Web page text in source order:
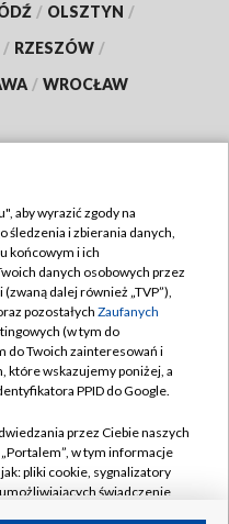
/ OLSZTYN /
/ RZESZÓW /
/ WROCŁAW
TVP
aby wyrazić zgody na
śledzenia i zbierania danych,
końcowym i ich
danych osobowych przez
dalej również „TVP”),
pozostałych Zaufanych
(w tym do
do Twoich zainteresowań i
które wskazujemy poniżej, a
PPID do Google.
przez Ciebie naszych
w tym informacje
pliki cookie, sygnalizatory
świadczenie